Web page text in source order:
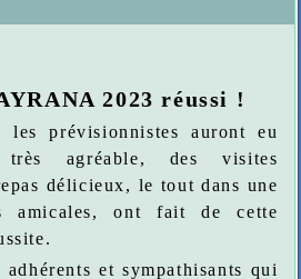
2023 réussi !
prévisionnistes auront eu
agréable, des visites
délicieux, le tout dans une
amicales, ont fait de cette
et sympathisants qui